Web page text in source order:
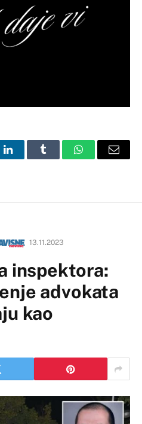
LinkedInTumblr WhatsAppEmail
13.11.2023
inspektora:
advokata
kao